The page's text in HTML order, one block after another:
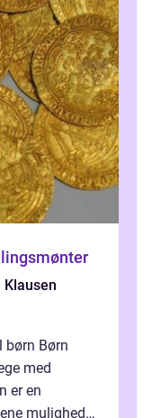
Klausen
børn Børn
med
er en
mulighed